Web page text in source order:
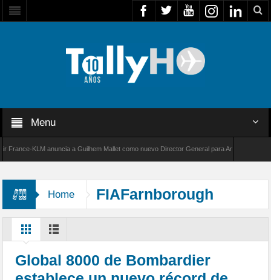
Menu
KLM anuncia a Guilhem Mallet como nuevo Director General para América Latina
Home FIAFarnborough
Global 8000 de Bombardier